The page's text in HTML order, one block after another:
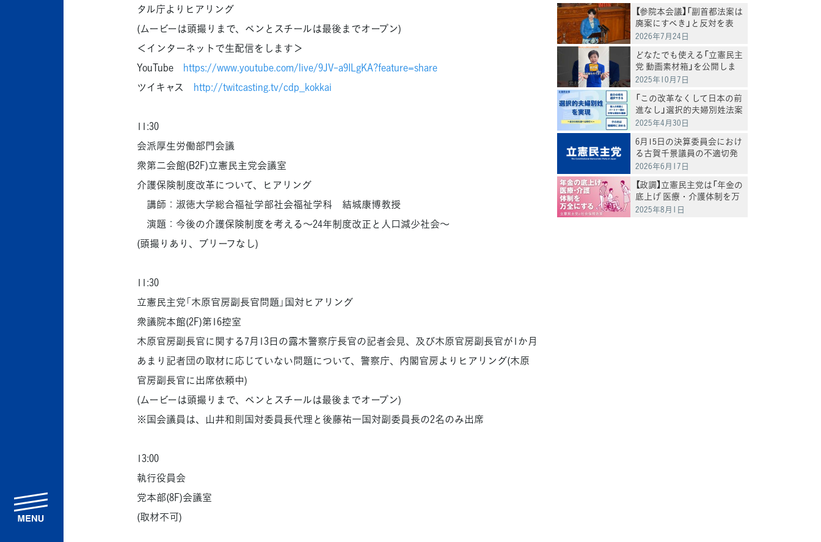
タル庁よりヒアリング
(ムービーは頭撮りまで、ペンとスチールは最後までオープン)
＜インターネットで生配信をします＞
YouTube https://www.youtube.com/live/9JV-a9ILgKA?feature=share
ツイキャス http://twitcasting.tv/cdp_kokkai
11:30
会派厚生労働部門会議
衆第二会館(B2F)立憲民主党会議室
介護保険制度改革について、ヒアリング
講師：淑徳大学総合福祉学部社会福祉学科 結城康博教授
演題：今後の介護保険制度を考える～24年制度改正と人口減少社会～
(頭撮りあり、ブリーフなし)
11:30
立憲民主党「木原官房副長官問題」国対ヒアリング
衆議院本館(2F)第16控室
木原官房副長官に関する7月13日の露木警察庁長官の記者会見、及び木原官房副長官が1か月
あまり記者団の取材に応じていない問題について、警察庁、内閣官房よりヒアリング(木原
官房副長官に出席依頼中)
(ムービーは頭撮りまで、ペンとスチールは最後までオープン)
※国会議員は、山井和則国対委員長代理と後藤祐一国対副委員長の2名のみ出席
13:00
執行役員会
党本部(8F)会議室
(取材不可)
【参院本会議】「副首都法案は
廃案にすべき」と反対を表
明 岸真紀子議員
2026年7月24日
どなたでも使える「立憲民主
党 動画素材箱」を公開しま
した
2025年10月7日
「この改革なくして日本の前
進なし」選択的夫婦別姓法案
を提出
2025年4月30日
6月15日の決算委員会におけ
る古賀千景議員の不適切発
言と処分について
2026年6月17日
【政調】立憲民主党は「年金の
底上げ 医療・介護体制を万
全にする」
2025年8月1日